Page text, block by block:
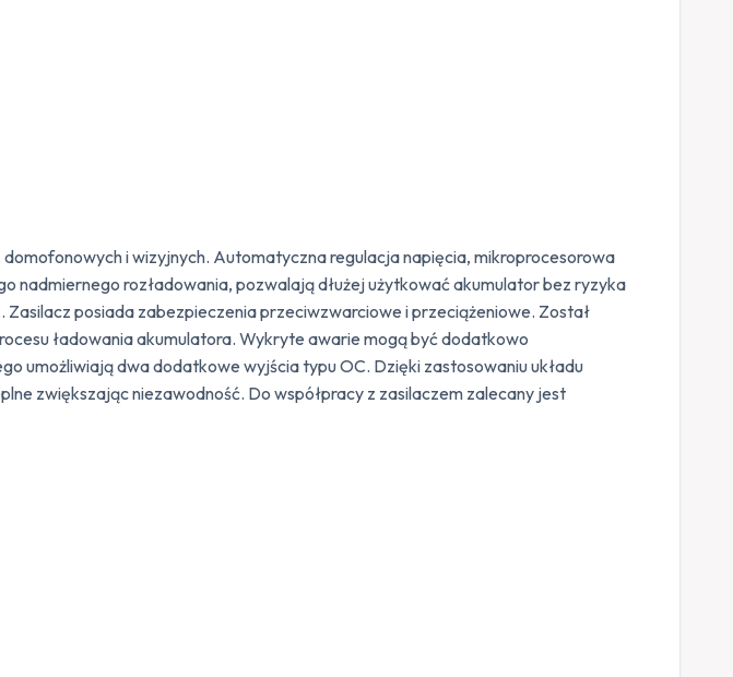
i wizyjnych. Automatyczna regulacja napięcia, mikroprocesorowa
nadmiernego rozładowania, pozwalają dłużej użytkować akumulator bez ryzyka
posiada zabezpieczenia przeciwzwarciowe i przeciążeniowe. Został
ładowania akumulatora. Wykryte awarie mogą być dodatkowo
umożliwiają dwa dodatkowe wyjścia typu OC. Dzięki zastosowaniu układu
zwiększając niezawodność. Do współpracy z zasilaczem zalecany jest